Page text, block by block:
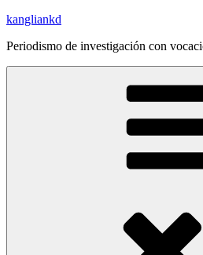
Saltar
contenido
kangliankd
Periodismo de investigación con